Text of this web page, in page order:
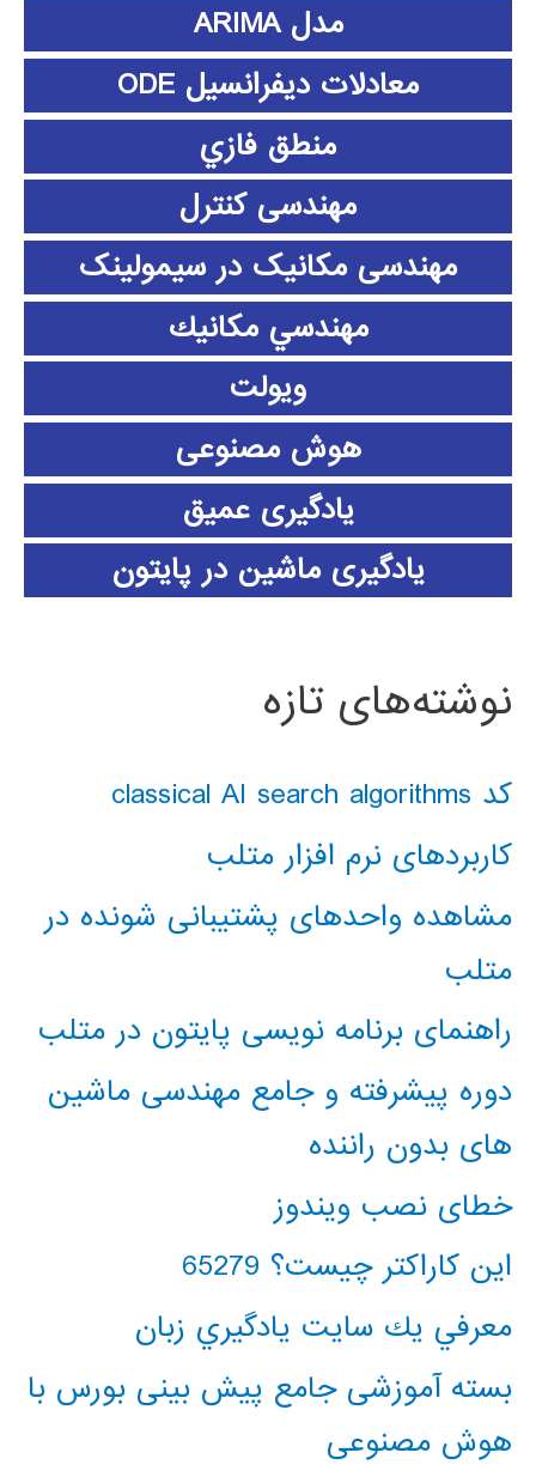
مدل ARIMA
معادلات دیفرانسیل ODE
منطق فازي
مهندسی کنترل
مهندسی مکانیک در سیمولینک
مهندسي مكانيك
ویولت
هوش مصنوعی
یادگیری عمیق
یادگیری ماشین در پایتون
نوشته‌های تازه
کد classical AI search algorithms
کاربردهای نرم افزار متلب
مشاهده واحدهای پشتیبانی شونده در
متلب
راهنمای برنامه نویسی پایتون در متلب
دوره پیشرفته و جامع مهندسی ماشین
های بدون راننده
خطای نصب ویندوز
این کاراکتر چیست؟ 65279
معرفي يك سايت يادگيري زبان
بسته آموزشی جامع پیش بینی بورس با
هوش مصنوعی